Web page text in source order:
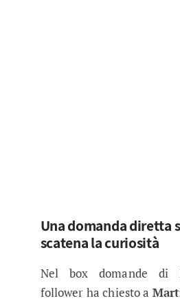
Una domanda diretta
scatena la curiosità
Nel box domande di
follower ha chiesto a